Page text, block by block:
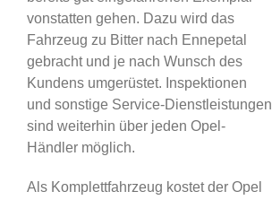
vonstatten gehen. Dazu wird das
Fahrzeug zu Bitter nach Ennepetal
gebracht und je nach Wunsch des
Kundens umgerüstet. Inspektionen
und sonstige Service-Dienstleistungen
sind weiterhin über jeden Opel-
Händler möglich.
Als Komplettfahrzeug kostet der Opel